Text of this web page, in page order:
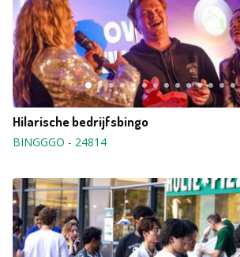
Hilarische bedrijfsbingo
BINGGGO - 24814